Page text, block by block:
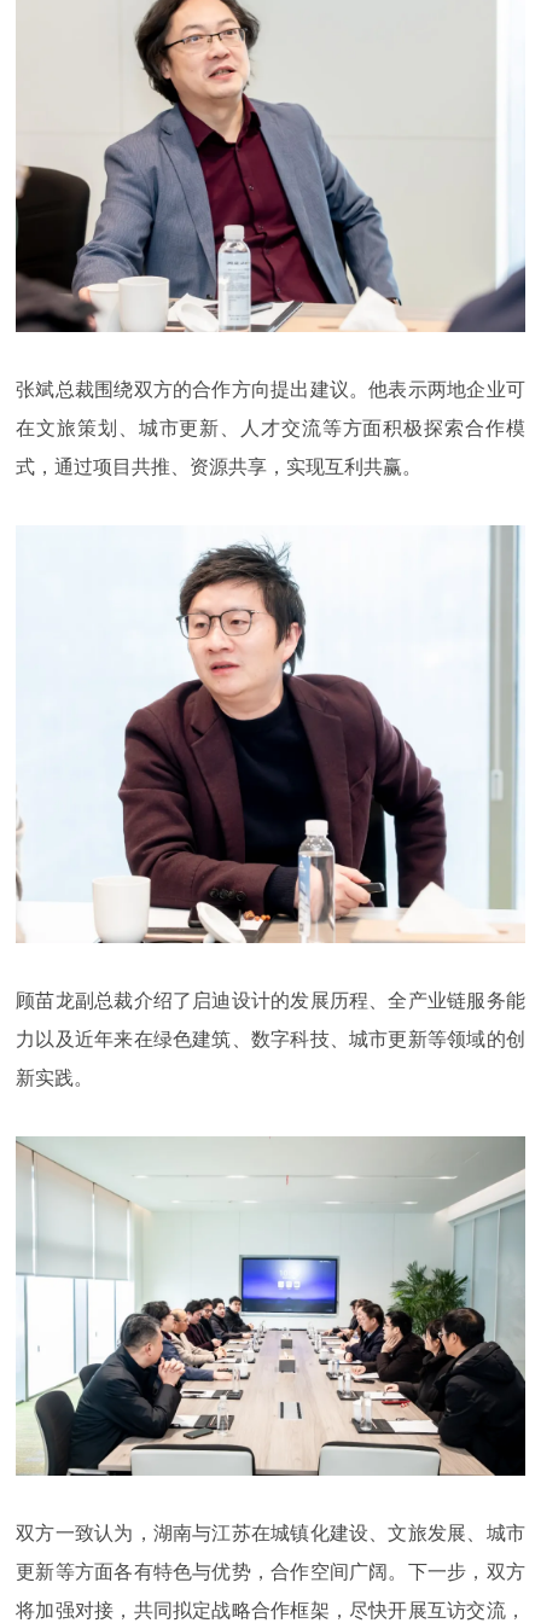
张斌总裁围绕双方的合作方向提出建议。他表示两地企业可
在文旅策划、城市更新、人才交流等方面积极探索合作模
式，通过项目共推、资源共享，实现互利共赢。
顾苗龙副总裁介绍了启迪设计的发展历程、全产业链服务能
力以及近年来在绿色建筑、数字科技、城市更新等领域的创
新实践。
双方一致认为，湖南与江苏在城镇化建设、文旅发展、城市
更新等方面各有特色与优势，合作空间广阔。下一步，双方
将加强对接，共同拟定战略合作框架，尽快开展互访交流，